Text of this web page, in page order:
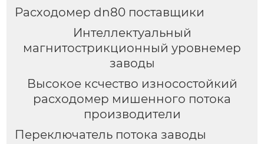
Расходомер dn80 поставщики
Интеллектуальный
магнитострикционный уровнемер
заводы
Высокое ксчество износостойкий
расходомер мишенного потока
производители
Переключатель потока заводы